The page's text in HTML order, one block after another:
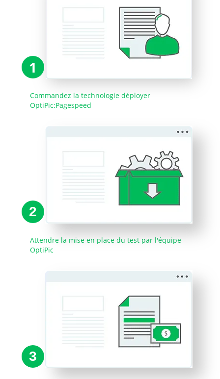
1
Commandez la technologie déployer
OptiPic:Pagespeed
2
Attendre la mise en place du test par l'équipe
OptiPic
3